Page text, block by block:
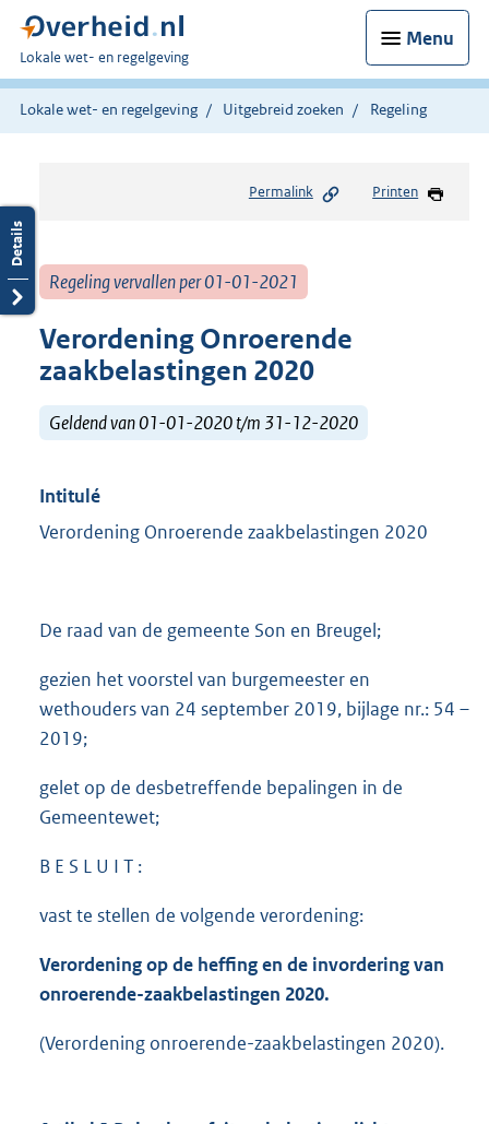
Menu
U
bent
hier:
Lokale wet- en regelgeving
Lokale wet- en regelgeving Uitgebreid zoeken Regeling
Permalink Printen
Regeling vervallen per 01-01-2021
Verordening Onroerende
zaakbelastingen 2020
Geldend van 01-01-2020 t/m 31-12-2020
Intitulé
Verordening Onroerende zaakbelastingen 2020
De raad van de gemeente Son en Breugel;
gezien het voorstel van burgemeester en
wethouders van 24 september 2019, bijlage nr.: 54 –
2019;
gelet op de desbetreffende bepalingen in de
Gemeentewet;
B E S L U I T :
vast te stellen de volgende verordening:
Verordening op de heffing en de invordering van
onroerende-zaakbelastingen 2020.
(Verordening onroerende-zaakbelastingen 2020).